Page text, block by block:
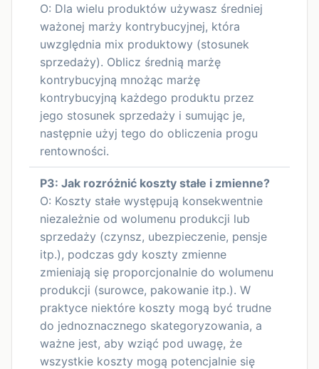
O: Dla wielu produktów używasz średniej
ważonej marży kontrybucyjnej, która
uwzględnia mix produktowy (stosunek
sprzedaży). Oblicz średnią marżę
kontrybucyjną mnożąc marżę
kontrybucyjną każdego produktu przez
jego stosunek sprzedaży i sumując je,
następnie użyj tego do obliczenia progu
rentowności.
P3: Jak rozróżnić koszty stałe i zmienne?
O: Koszty stałe występują konsekwentnie
niezależnie od wolumenu produkcji lub
sprzedaży (czynsz, ubezpieczenie, pensje
itp.), podczas gdy koszty zmienne
zmieniają się proporcjonalnie do wolumenu
produkcji (surowce, pakowanie itp.). W
praktyce niektóre koszty mogą być trudne
do jednoznacznego skategoryzowania, a
ważne jest, aby wziąć pod uwagę, że
wszystkie koszty mogą potencjalnie się